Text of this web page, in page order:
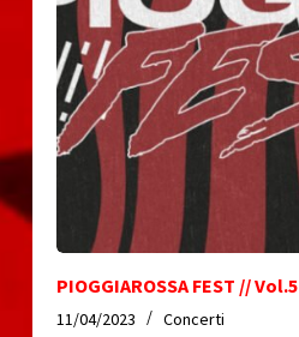
PIOGGIAROSSA FEST // Vol.5
11/04/2023 Concerti